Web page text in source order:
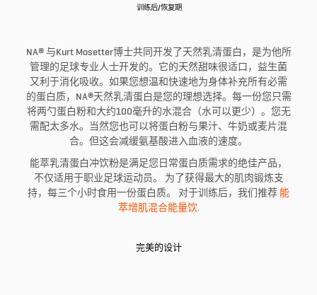
训练后/恢复期
NA® 与Kurt Mosetter博士共同开发了天然乳清蛋白，是为他所
管理的足球专业人士开发的。它的天然甜味很适口，益生菌
又利于消化吸收。如果您想温和快速地为身体补充所有必需
的蛋白质，NA®天然乳清蛋白是您的理想选择。每一份您只需
将两勺蛋白粉和大约100毫升的水混合（水可以更少）。您无
需配太多水。当然您也可以将蛋白粉与果汁、牛奶或麦片混
合。但这会减缓氨基酸进入血液的速度。
能萃乳清蛋白冲饮粉是满足您日常蛋白质需求的绝佳产品，
不仅适用于职业足球运动员。 为了获得最大的肌肉锻炼支
持，每三个小时食用一份蛋白质。 对于训练后，我们推荐 能
萃增肌混合能量饮.
完美的设计